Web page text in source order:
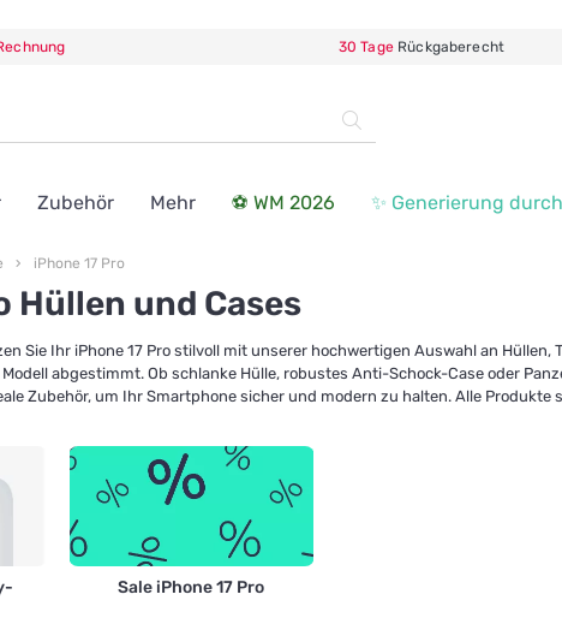
30 TageRückgaberecht
Zubehör Mehr ⚽ WM 2026 ✨ Generierung
iPhone 17 Pro
Hüllen und Cases
Sie Ihr iPhone 17 Pro stilvoll mit unserer hochwertigen Auswahl an
abgestimmt. Ob schlanke Hülle, robustes Anti-Schock-Case oder
Zubehör, um Ihr Smartphone sicher und modern zu halten. Alle Produkte
Sale iPhone 17 Pro